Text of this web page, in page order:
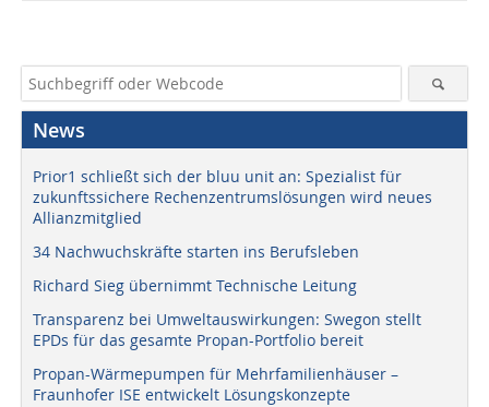
News
Prior1 schließt sich der bluu unit an: Spezialist für
zukunftssichere Rechenzentrumslösungen wird neues
Allianzmitglied
34 Nachwuchskräfte starten ins Berufsleben
Richard Sieg übernimmt Technische Leitung
Transparenz bei Umweltauswirkungen: Swegon stellt
EPDs für das gesamte Propan-Portfolio bereit
Propan-Wärmepumpen für Mehrfamilienhäuser –
Fraunhofer ISE entwickelt Lösungskonzepte